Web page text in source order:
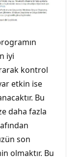
iyi
kontrol
etkin ise
Bu
daha fazla
son
olmaktır. Bu